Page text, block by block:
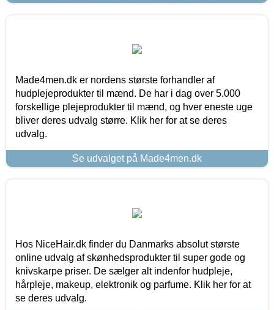
Made4men.dk er nordens største forhandler af
hudplejeprodukter til mænd. De har i dag over 5.000
forskellige plejeprodukter til mænd, og hver eneste uge
bliver deres udvalg større. Klik her for at se deres
udvalg.
Se udvalget på Made4men.dk
Hos NiceHair.dk finder du Danmarks absolut største
online udvalg af skønhedsprodukter til super gode og
knivskarpe priser. De sælger alt indenfor hudpleje,
hårpleje, makeup, elektronik og parfume. Klik her for at
se deres udvalg.